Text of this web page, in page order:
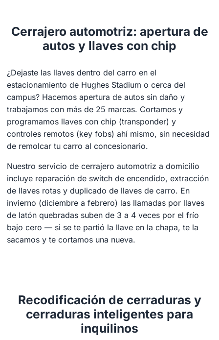
Cerrajero automotriz: apertura de
autos y llaves con chip
¿Dejaste las llaves dentro del carro en el
estacionamiento de Hughes Stadium o cerca del
campus? Hacemos apertura de autos sin daño y
trabajamos con más de 25 marcas. Cortamos y
programamos llaves con chip (transponder) y
controles remotos (key fobs) ahí mismo, sin necesidad
de remolcar tu carro al concesionario.
Nuestro servicio de cerrajero automotriz a domicilio
incluye reparación de switch de encendido, extracción
de llaves rotas y duplicado de llaves de carro. En
invierno (diciembre a febrero) las llamadas por llaves
de latón quebradas suben de 3 a 4 veces por el frío
bajo cero — si se te partió la llave en la chapa, te la
sacamos y te cortamos una nueva.
Recodificación de cerraduras y
cerraduras inteligentes para
inquilinos